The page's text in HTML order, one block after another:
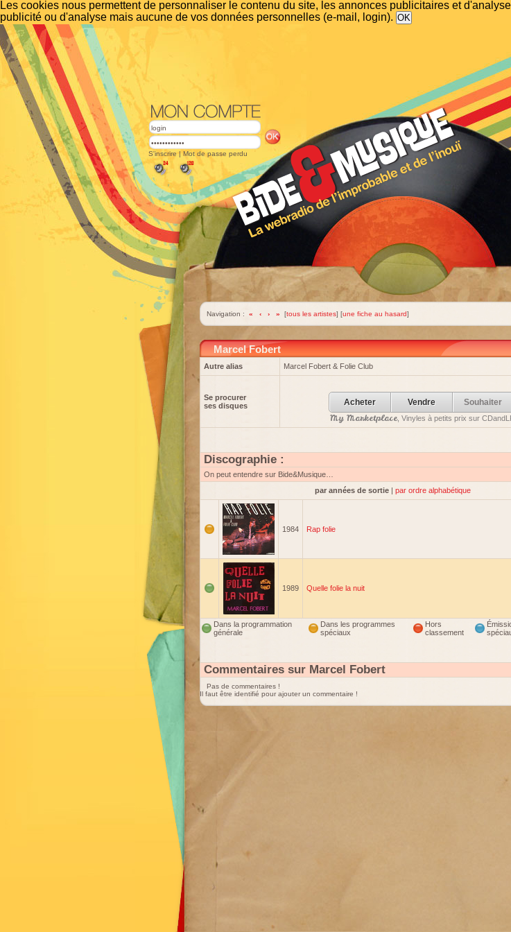
Les cookies nous permettent de personnaliser le contenu du site, les annonces publicitaires et
publicité ou d'analyse mais aucune de vos données personnelles (e-mail, login).
S'inscrire | Mot de passe perdu
Navigation : « ‹ › » [tous les artistes] [une fiche au hasard]
Marcel Fobert
Autre alias Marcel Fobert & Folie Club
Se procurer
ses disques
Acheter Vendre Souhaiter
My Marketplace, Vinyles à petits prix sur
Discographie :
On peut entendre sur Bide&Musique…
par années de sortie | par ordre alphabétique
1984 Rap folie
1989 Quelle folie la nuit
Dans la programmation
générale
Dans les programmes
spéciaux
Hors
classement
Commentaires sur Marcel Fobert
Pas de commentaires !
Il faut être identifié pour ajouter un commentaire !